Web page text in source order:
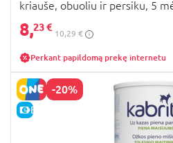
kriauše, obuoliu ir persiku, 5
8,23 €
10,29 €
Perkant papildomą prekę internetu
-20%
E-KAINA